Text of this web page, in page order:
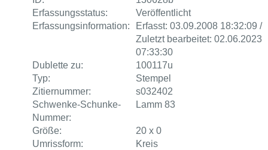
Erfassungsstatus:
Veröffentlicht
Erfassungsinformation:
Erfasst: 03.09.2008 18:32:09 /
Zuletzt bearbeitet: 02.06.2023
07:33:30
Dublette zu:
100117u
Typ:
Stempel
Zitiernummer:
s032402
Schwenke-Schunke-
Nummer:
Lamm 83
Größe:
20 x 0
Umrissform:
Kreis